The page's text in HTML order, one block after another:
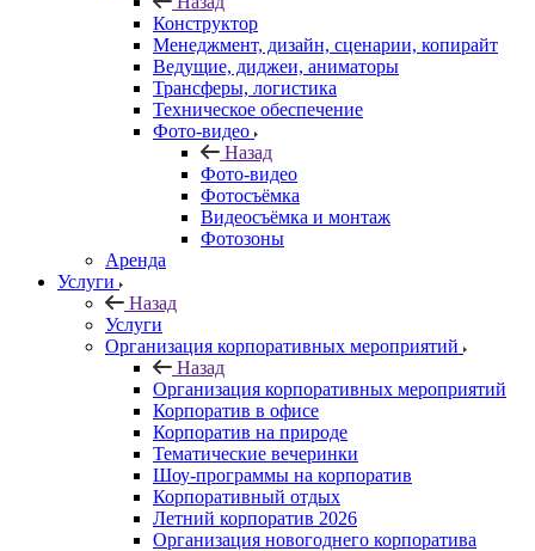
Конструктор
Менеджмент, дизайн, сценарии, копирайт
Ведущие, диджеи, аниматоры
Трансферы, логистика
Техническое обеспечение
Фото-видео
Назад
Фото-видео
Фотосъёмка
Видеосъёмка и монтаж
Фотозоны
Аренда
Услуги
Назад
Услуги
Организация корпоративных мероприятий
Назад
Организация корпоративных мероприятий
Корпоратив в офисе
Корпоратив на природе
Тематические вечеринки
Шоу-программы на корпоратив
Корпоративный отдых
Летний корпоратив 2026
Организация новогоднего корпоратива